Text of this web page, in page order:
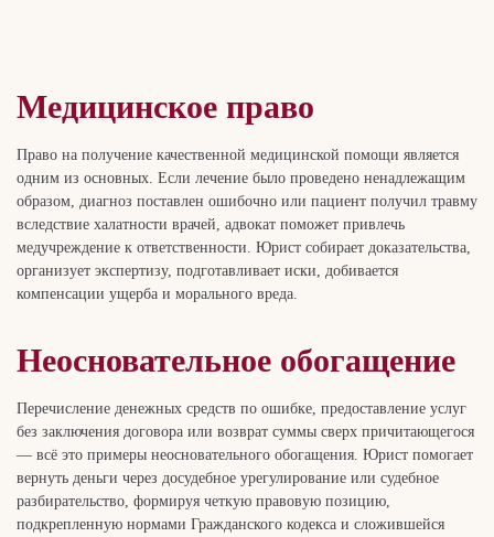
Медицинское право
Право на получение качественной медицинской помощи является
одним из основных. Если лечение было проведено ненадлежащим
образом, диагноз поставлен ошибочно или пациент получил травму
вследствие халатности врачей, адвокат поможет привлечь
медучреждение к ответственности. Юрист собирает доказательства,
организует экспертизу, подготавливает иски, добивается
компенсации ущерба и морального вреда.
Неосновательное обогащение
Перечисление денежных средств по ошибке, предоставление услуг
без заключения договора или возврат суммы сверх причитающегося
— всё это примеры неосновательного обогащения. Юрист помогает
вернуть деньги через досудебное урегулирование или судебное
разбирательство, формируя четкую правовую позицию,
подкрепленную нормами Гражданского кодекса и сложившейся